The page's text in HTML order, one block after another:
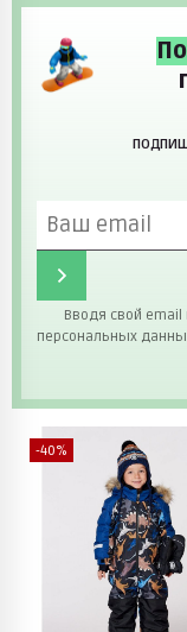
Вводя свой
персональных
-40%